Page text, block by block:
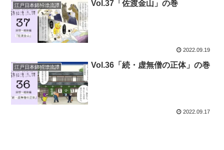
江戸日本錦招漂流譚 Vol.37「佐渡金山」の巻
2022.09.19
江戸日本錦招漂流譚 Vol.36「続・虚無僧の正体」の巻
2022.09.17